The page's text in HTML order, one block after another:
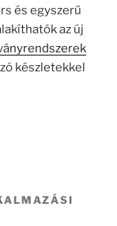
és egyszerű
az új
készletekkel